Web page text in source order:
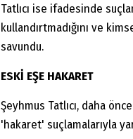
Tatlıcı ise ifadesinde
kullandırtmadığını ve
savundu.
ESKİ EŞE HAKARET
Şeyhmus Tatlıcı, daha
'hakaret' suçlamalarıyla